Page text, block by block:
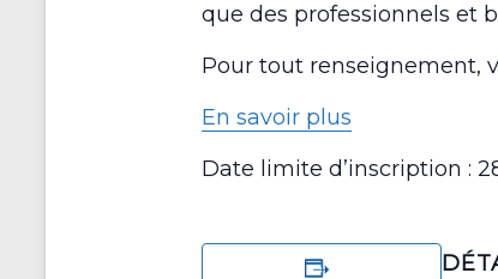
que des professionnels et
Pour tout renseignement,
En savoir plus
Date limite d’inscription :